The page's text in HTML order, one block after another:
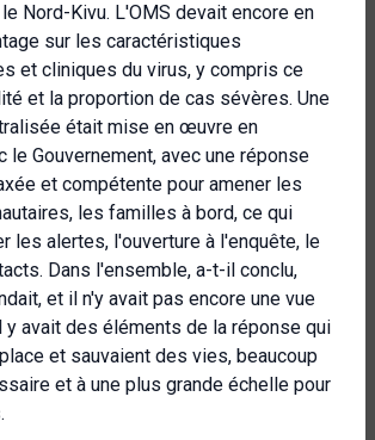
Nord-Kivu. L'OMS devait encore en
sur les caractéristiques
et cliniques du virus, y compris ce
et la proportion de cas sévères. Une
était mise en œuvre en
le Gouvernement, avec une réponse
et compétente pour amener les
les familles à bord, ce qui
les alertes, l'ouverture à l'enquête, le
Dans l'ensemble, a-t-il conclu,
et il n'y avait pas encore une vue
avait des éléments de la réponse qui
et sauvaient des vies, beaucoup
et à une plus grande échelle pour